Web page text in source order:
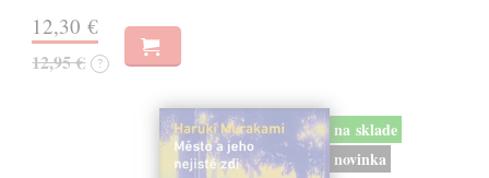
12,30 €
12,95 € ?
na sklade
novinka